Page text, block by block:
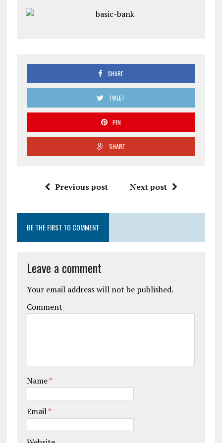
SHARE
TWEET
PIN
SHARE
Previous post Next post
BE THE FIRST TO COMMENT
Leave a comment
Your email address will not be published.
Comment
Name*
Email*